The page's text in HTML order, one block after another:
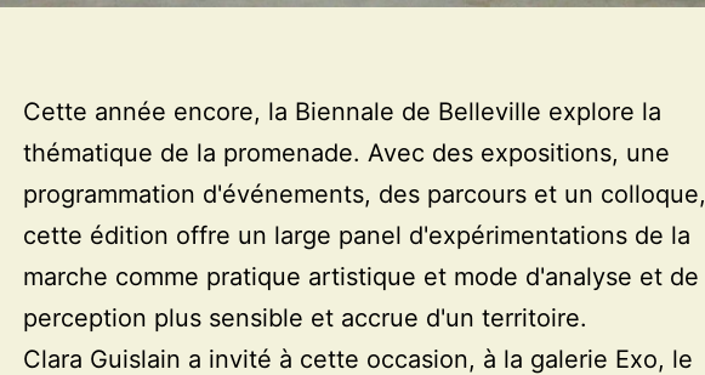
Cette année encore, la Biennale de Belleville explore la
thématique de la promenade. Avec des expositions, une
programmation d'événements, des parcours et un colloque,
cette édition offre un large panel d'expérimentations de la
marche comme pratique artistique et mode d'analyse et de
perception plus sensible et accrue d'un territoire.
Clara Guislain a invité à cette occasion, à la galerie Exo, le